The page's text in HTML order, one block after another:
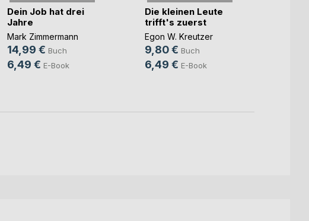
Dein Job hat drei
Jahre
Mark Zimmermann
14,99 € Buch
6,49 € E-Book
Die kleinen Leute
trifft's zuerst
Egon W. Kreutzer
9,80 € Buch
6,49 € E-Book